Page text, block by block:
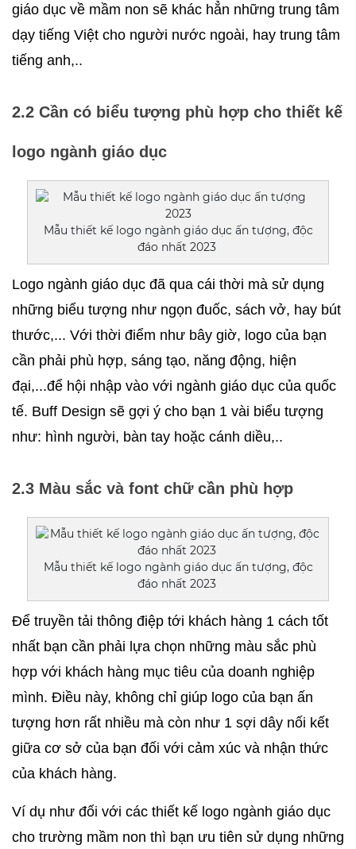
giáo dục về mầm non sẽ khác hẳn những trung tâm
dạy tiếng Việt cho người nước ngoài, hay trung tâm
tiếng anh,..
2.2 Cần có biểu tượng phù hợp cho thiết kế
logo ngành giáo dục
Mẫu thiết kế logo ngành giáo dục ấn tượng, độc
đáo nhất 2023
Logo ngành giáo dục đã qua cái thời mà sử dụng
những biểu tượng như ngọn đuốc, sách vở, hay bút
thước,... Với thời điểm như bây giờ, logo của bạn
cần phải phù hợp, sáng tạo, năng động, hiện
đại,...để hội nhập vào với ngành giáo dục của quốc
tế. Buff Design sẽ gợi ý cho bạn 1 vài biểu tượng
như: hình người, bàn tay hoặc cánh diều,..
2.3 Màu sắc và font chữ cần phù hợp
Mẫu thiết kế logo ngành giáo dục ấn tượng, độc
đáo nhất 2023
Để truyền tải thông điệp tới khách hàng 1 cách tốt
nhất bạn cần phải lựa chọn những màu sắc phù
hợp với khách hàng mục tiêu của doanh nghiệp
mình. Điều này, không chỉ giúp logo của bạn ấn
tượng hơn rất nhiều mà còn như 1 sợi dây nối kết
giữa cơ sở của bạn đối với cảm xúc và nhận thức
của khách hàng.
Ví dụ như đối với các thiết kế logo ngành giáo dục
cho trường mầm non thì bạn ưu tiên sử dụng những